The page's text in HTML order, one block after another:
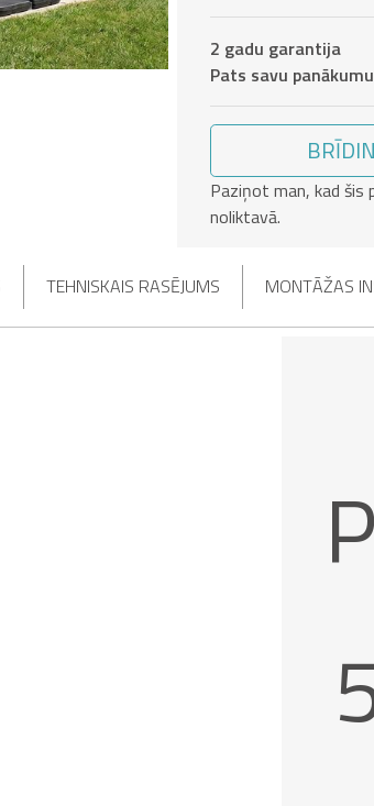
2 gadu garantija
Pats savu
Paziņot man, kad šis
noliktavā.
TEHNISKAIS RASĒJUMS MONTĀŽAS